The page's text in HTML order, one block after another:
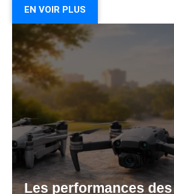
EN VOIR PLUS
Les performances